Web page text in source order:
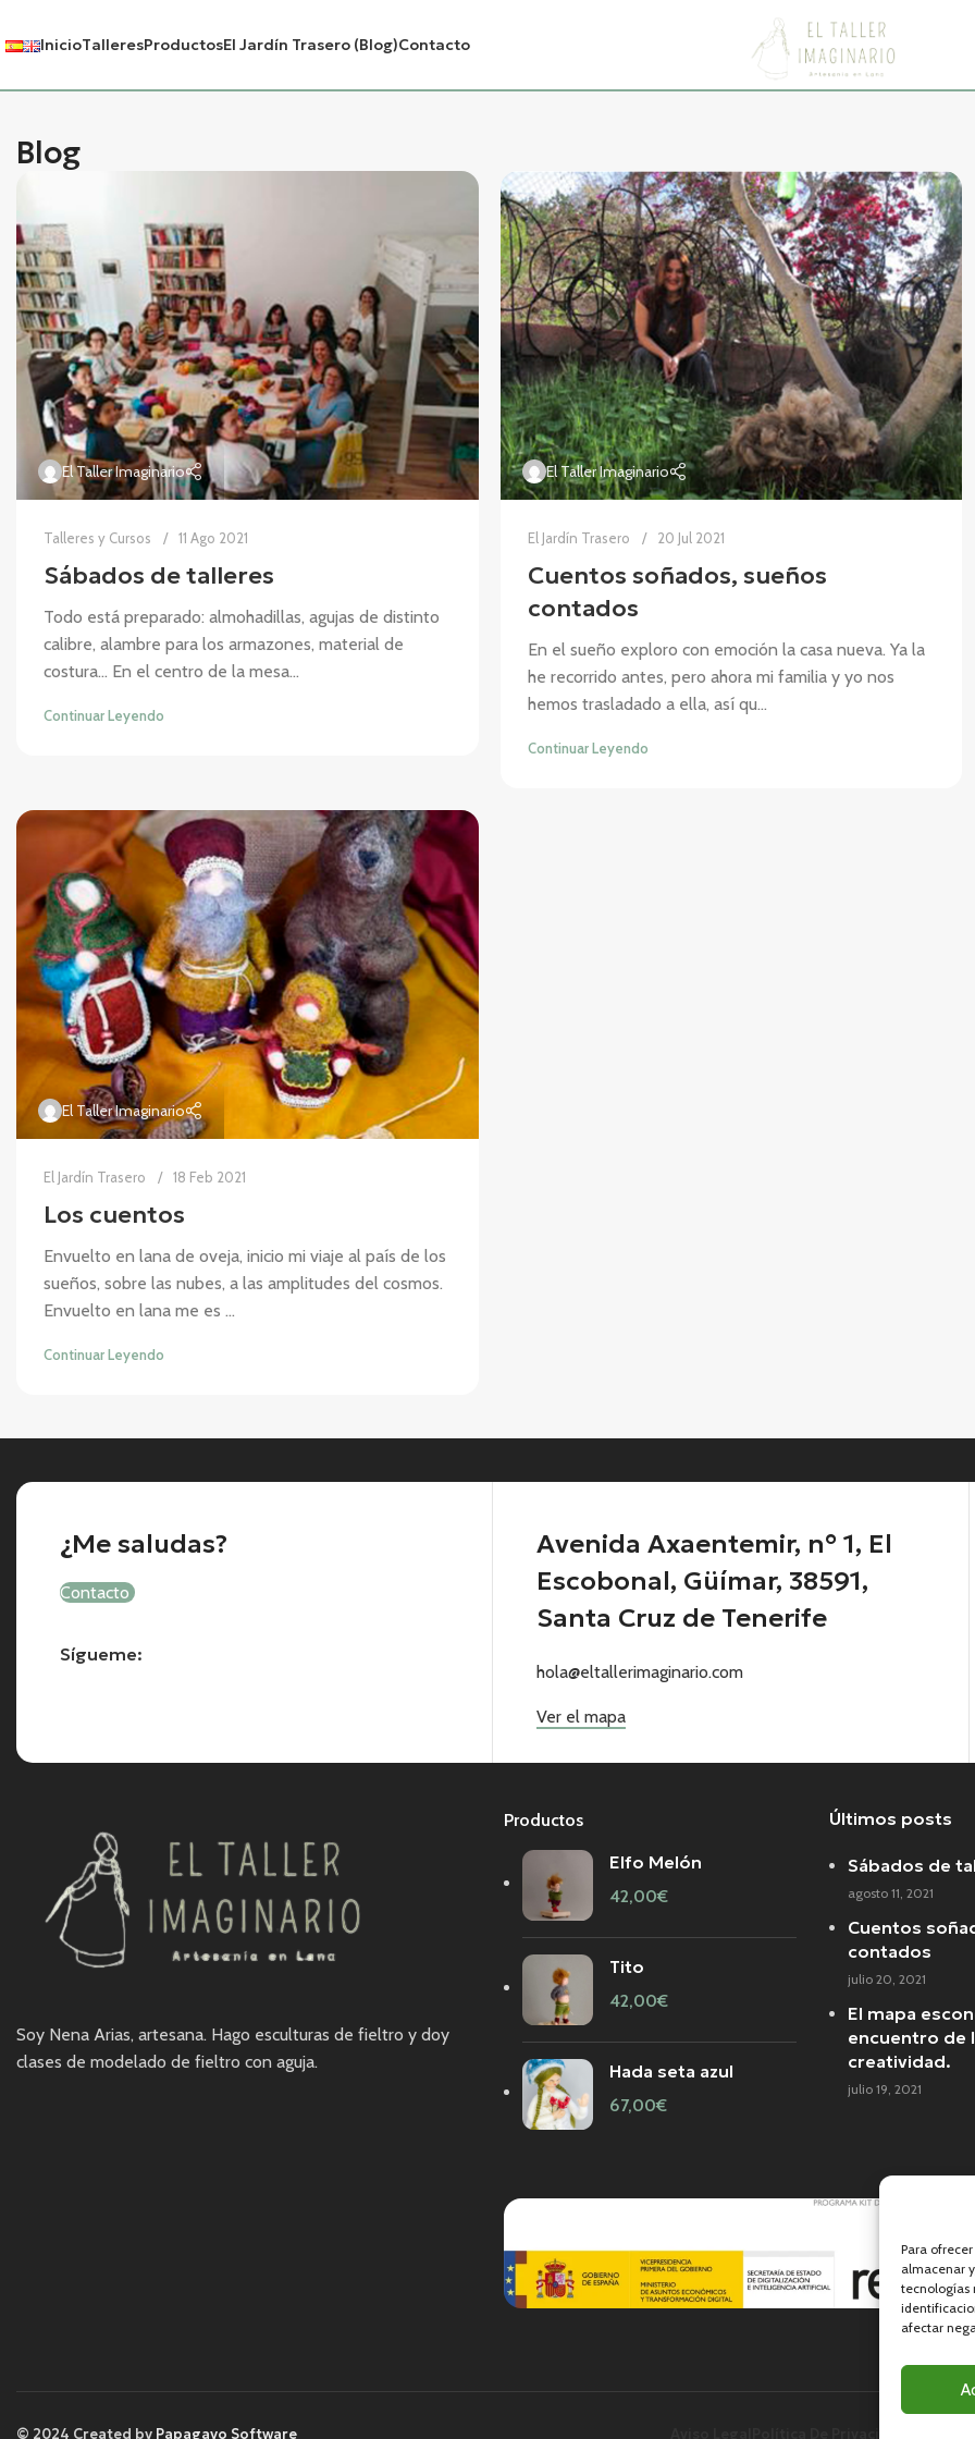
Para
almacenar
tecnologías
afectar
InicioTalleresProductosEl Jardín Trasero (Blog)Contacto
Blog
El Taller Imaginario
Talleres y Cursos 11 Ago 2021
Sábados de talleres
Todo está preparado: almohadillas, agujas de distinto
calibre, alambre para los armazones, material de
costura… En el centro de la mesa...
Continuar Leyendo
El Taller Imaginario
El Jardín Trasero 20 Jul 2021
Cuentos soñados, sueños
contados
En el sueño exploro con emoción la casa nueva. Ya la
he recorrido antes, pero ahora mi familia y yo nos
hemos trasladado a ella, así qu...
Continuar Leyendo
El Taller Imaginario
El Jardín Trasero 18 Feb 2021
Los cuentos
Envuelto en lana de oveja, inicio mi viaje al país de los
sueños, sobre las nubes, a las amplitudes del cosmos.
Envuelto en lana me es ...
Continuar Leyendo
¿Me saludas?
Contacto
Sígueme:
Avenida Axaentemir, n° 1, El
Escobonal, Güímar, 38591,
Santa Cruz de Tenerife
hola@eltallerimaginario.com
Ver el mapa
Soy Nena Arias, artesana. Hago esculturas de fieltro y doy
clases de modelado de fieltro con aguja.
Productos
Elfo Melón
42,00€
Tito
42,00€
Hada seta azul
67,00€
Últimos posts
Sábados de
agosto 11, 2021
Cuentos
contados
julio 20, 2021
El mapa
encuentro de
creatividad.
julio 19, 2021
© 2024 Created by Papagayo Software Política